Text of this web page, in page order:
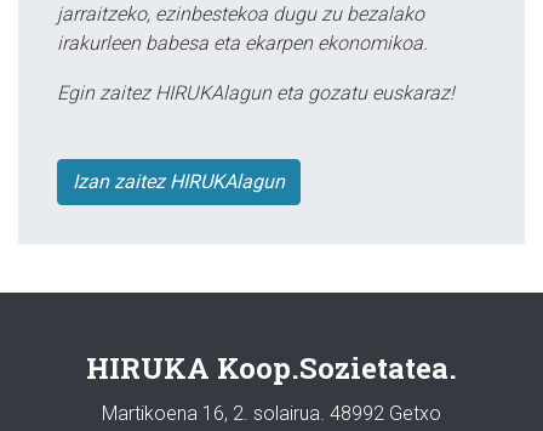
jarraitzeko, ezinbestekoa dugu zu bezalako
irakurleen babesa eta ekarpen ekonomikoa.
Egin zaitez HIRUKAlagun eta gozatu euskaraz!
Izan zaitez HIRUKAlagun
HIRUKA Koop.Sozietatea.
Martikoena 16, 2. solairua. 48992 Getxo